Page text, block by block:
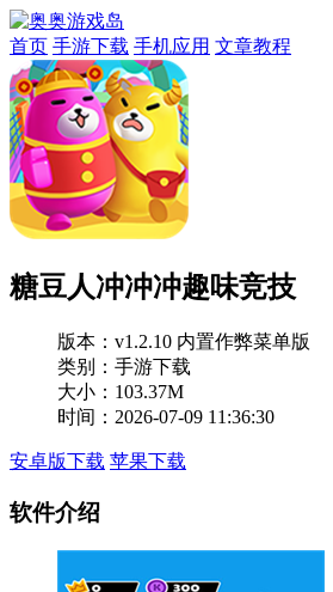
首页 手游下载 手机应用 文章教程
糖豆人冲冲冲趣味竞技
版本： v1.2.10 内置作弊菜单版
类别：手游下载
大小：103.37M
时间：2026-07-09 11:36:30
安卓版下载 苹果下载
软件介绍